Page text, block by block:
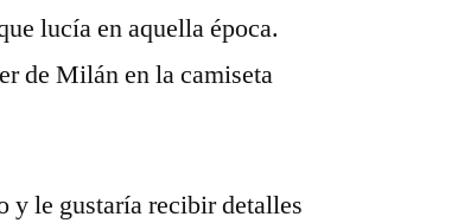
lucía en aquella época.
de Milán en la camiseta
y le gustaría recibir detalles